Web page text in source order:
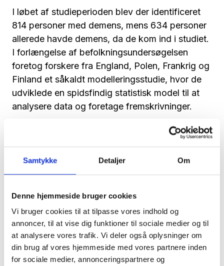
Samtykke Detaljer Om
Denne hjemmeside bruger cookies
Vi bruger cookies til at tilpasse vores indhold og
annoncer, til at vise dig funktioner til sociale medier og til
at analysere vores trafik. Vi deler også oplysninger om
din brug af vores hjemmeside med vores partnere inden
for sociale medier, annonceringspartnere og
I løbet af studieperioden blev der identificeret
814 personer med demens, mens 634 personer
allerede havde demens, da de kom ind i studiet.
I forlængelse af befolkningsundersøgelsen
foretog forskere fra England, Polen, Frankrig og
Finland et såkaldt modelleringsstudie, hvor de
udviklede en spidsfindig statistisk model til at
analysere data og foretage fremskrivninger.
Analysen viste, at incidensen af demenstilfælde
i løbet af undersøgelsesperioden faldt gradvist
befolkningsundersøgelser fra bl.a. USA, Holland
end i svagere grad.
Brat stigende prævalens
På trods af den jævnt faldende incidens
estimerer regnemodellen, at antallet af personer